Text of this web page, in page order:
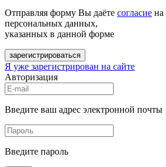
Отправляя форму Вы даёте согласие на
персональных данных,
указанных в данной форме
зарегистрироваться
Я уже зарегистрирован на сайте
Авторизация
Введите ваш адрес электронной почты
Введите пароль